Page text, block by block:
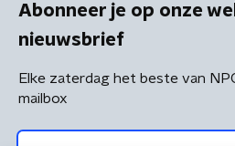
Abonneer je op onze
nieuwsbrief
Elke zaterdag het beste van
mailbox